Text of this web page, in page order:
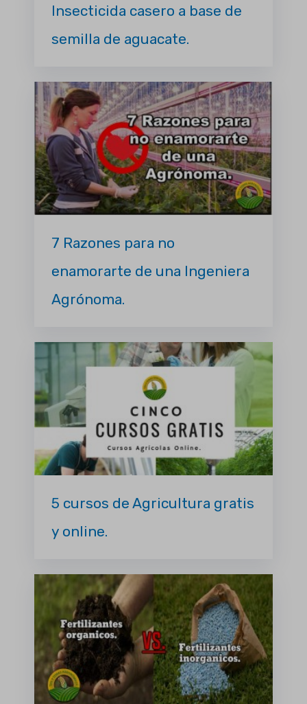
Insecticida casero a base de
semilla de aguacate.
7 Razones para no
enamorarte de una Ingeniera
Agrónoma.
5 cursos de Agricultura gratis
y online.